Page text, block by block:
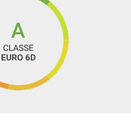
A
CLASSE
EURO 6D